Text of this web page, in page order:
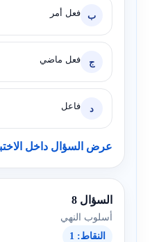
ب فعل أمر
ج فعل ماضي
د فاعل
عرض السؤال داخل
السؤال 8
أسلوب النهي
النقاط: 1